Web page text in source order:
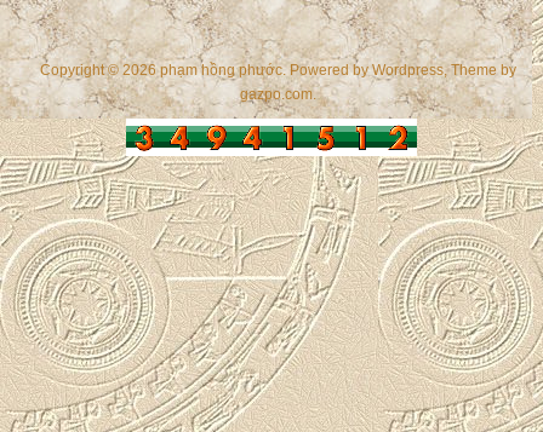
Copyright © 2026 phạm hồng phước. Powered byWordpress , Theme by
gazpo.com.